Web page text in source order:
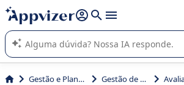
de nossa IA (várias linhas com
A IA do Appvizer o orienta no uso ou na
SaaS para sua empresa.
Gestão e Planejamento Gestão de estoque